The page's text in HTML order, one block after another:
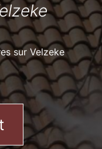
sur Velzeke